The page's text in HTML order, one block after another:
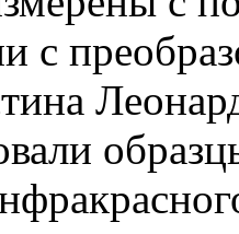
с